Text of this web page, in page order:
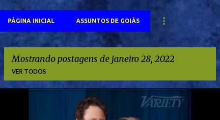
PÁGINA INICIAL ASSUNTOS DE GOIÁS
Mostrando postagens de janeiro 28, 2022
VER TODOS